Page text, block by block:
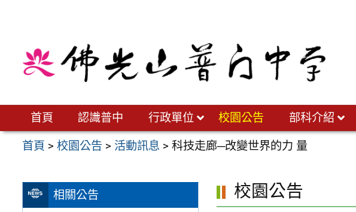
首頁 認識普中 行政單位 校園公告 部科介紹
首頁 >校園公告 > 活動訊息 >科技走廊─改變世界的力 量
相關公告 校園公告